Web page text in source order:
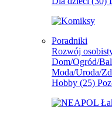
Poradniki
Rozwój
Dom/Ogród/
Moda/Uroda/
Hobby (25)